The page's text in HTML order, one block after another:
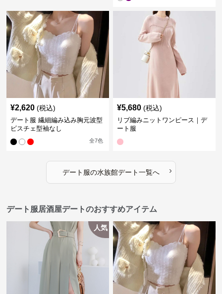
¥2,620 (税込)
デート服 繊細編み込み胸元波型
ビスチェ型袖なし
全7色
¥5,680 (税込)
リブ編みニットワンピース｜デ
ート服
デート服の水族館デート一覧へ ›
デート服居酒屋デートのおすすめアイテム
人気